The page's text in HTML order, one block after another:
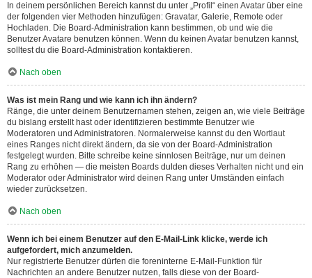
In deinem persönlichen Bereich kannst du unter „Profil“ einen Avatar über eine
der folgenden vier Methoden hinzufügen: Gravatar, Galerie, Remote oder
Hochladen. Die Board-Administration kann bestimmen, ob und wie die
Benutzer Avatare benutzen können. Wenn du keinen Avatar benutzen kannst,
solltest du die Board-Administration kontaktieren.
Nach oben
Was ist mein Rang und wie kann ich ihn ändern?
Ränge, die unter deinem Benutzernamen stehen, zeigen an, wie viele Beiträge
du bislang erstellt hast oder identifizieren bestimmte Benutzer wie
Moderatoren und Administratoren. Normalerweise kannst du den Wortlaut
eines Ranges nicht direkt ändern, da sie von der Board-Administration
festgelegt wurden. Bitte schreibe keine sinnlosen Beiträge, nur um deinen
Rang zu erhöhen — die meisten Boards dulden dieses Verhalten nicht und ein
Moderator oder Administrator wird deinen Rang unter Umständen einfach
wieder zurücksetzen.
Nach oben
Wenn ich bei einem Benutzer auf den E-Mail-Link klicke, werde ich
aufgefordert, mich anzumelden.
Nur registrierte Benutzer dürfen die foreninterne E-Mail-Funktion für
Nachrichten an andere Benutzer nutzen, falls diese von der Board-